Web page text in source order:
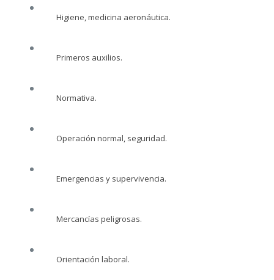
Higiene, medicina aeronáutica.
Primeros auxilios.
Normativa.
Operación normal, seguridad.
Emergencias y supervivencia.
Mercancías peligrosas.
Orientación laboral.